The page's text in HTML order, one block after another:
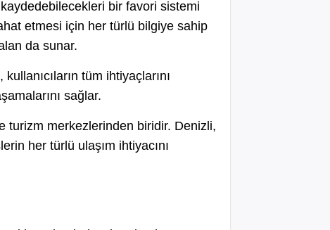
kaydedebilecekleri bir favori sistemi
etmesi için her türlü bilgiye sahip
da sunar.
tüm ihtiyaçlarını
sağlar.
turizm merkezlerinden biridir. Denizli,
her türlü ulaşım ihtiyacını